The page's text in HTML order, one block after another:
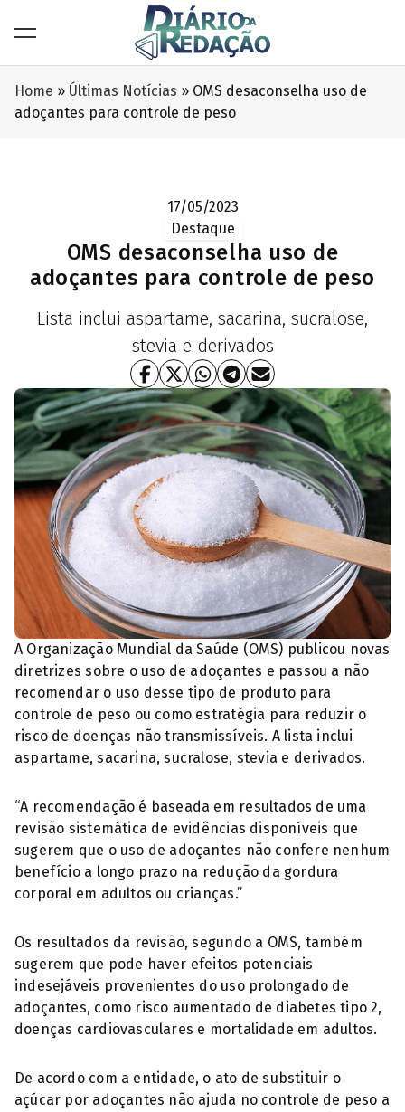
Home » Últimas Notícias » OMS desaconselha uso de
adoçantes para controle de peso
17/05/2023
Destaque
OMS desaconselha uso de
adoçantes para controle de peso
Lista inclui aspartame, sacarina, sucralose,
stevia e derivados
A Organização Mundial da Saúde (OMS) publicou novas
diretrizes sobre o uso de adoçantes e passou a não
recomendar o uso desse tipo de produto para
controle de peso ou como estratégia para reduzir o
risco de doenças não transmissíveis. A lista inclui
aspartame, sacarina, sucralose, stevia e derivados.
“A recomendação é baseada em resultados de uma
revisão sistemática de evidências disponíveis que
sugerem que o uso de adoçantes não confere nenhum
benefício a longo prazo na redução da gordura
corporal em adultos ou crianças.”
Os resultados da revisão, segundo a OMS, também
sugerem que pode haver efeitos potenciais
indesejáveis provenientes do uso prolongado de
adoçantes, como risco aumentado de diabetes tipo 2,
doenças cardiovasculares e mortalidade em adultos.
De acordo com a entidade, o ato de substituir o
açúcar por adoçantes não ajuda no controle de peso a